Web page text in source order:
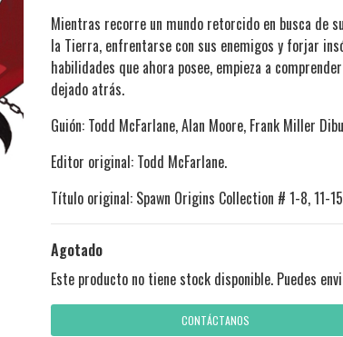
Mientras recorre un mundo retorcido en busca de
la Tierra, enfrentarse con sus enemigos y forjar
habilidades que ahora posee, empieza a
dejado atrás.
Guión: Todd McFarlane, Alan Moore, Frank Miller
Editor original: Todd McFarlane.
Título original: Spawn Origins Collection # 1-8, 11-15
Agotado
Este producto no tiene stock disponible. Puedes
CONTÁCTANOS